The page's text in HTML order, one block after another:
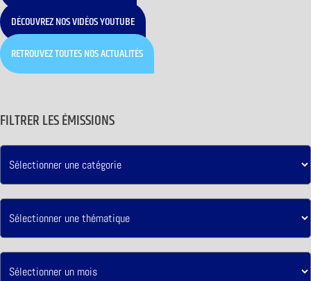
DÉCOUVREZ NOS VIDÉOS YOUTUBE
RETROUVEZ TOUTES NOS ACTUALITÉS
FILTRER LES ÉMISSIONS